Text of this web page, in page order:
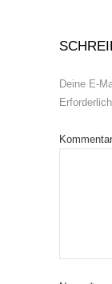
Deine E-
Kommentar